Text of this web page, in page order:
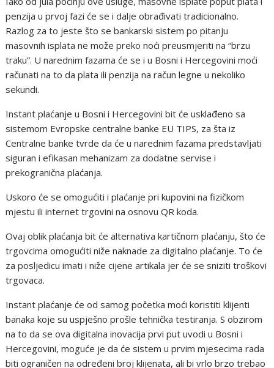
penzija u prvoj fazi će se i dalje obrađivati tradicionalno.
Razlog za to jeste što se bankarski sistem po pitanju
masovnih isplata ne može preko noći preusmjeriti na “brzu
traku”. U narednim fazama će se i u Bosni i Hercegovini moći
računati na to da plata ili penzija na račun legne u nekoliko
sekundi.
Instant plaćanje u Bosni i Hercegovini bit će usklađeno sa
sistemom Evropske centralne banke EU TIPS, za šta iz
Centralne banke tvrde da će u narednim fazama predstavljati
siguran i efikasan mehanizam za dodatne servise i
prekogranična plaćanja.
Uskoro će se omogućiti i plaćanje pri kupovini na fizičkom
mjestu ili internet trgovini na osnovu QR koda.
Ovaj oblik plaćanja bit će alternativa kartičnom plaćanju, što će
trgovcima omogućiti niže naknade za digitalno plaćanje. To će
za posljedicu imati i niže cijene artikala jer će se sniziti troškovi
trgovaca.
Instant plaćanje će od samog početka moći koristiti klijenti
banaka koje su uspješno prošle tehnička testiranja. S obzirom
na to da se ova digitalna inovacija prvi put uvodi u Bosni i
Hercegovini, moguće je da će sistem u prvim mjesecima rada
biti ograničen na određeni broj klijenata, ali bi vrlo brzo trebao